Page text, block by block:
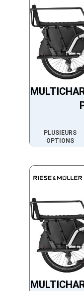
PLUSIEURS
OPTIONS